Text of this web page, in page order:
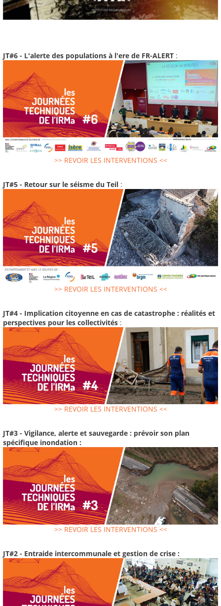
JT#6 - L'alerte des populations à l'ere de FR-ALERT :
>> REVOIR LES INTERVENTIONS <<
JT#5 - Retour sur le séisme du Teil :
>> REVOIR LES INTERVENTIONS <<
JT#4 - Implication citoyenne en cas de catastrophe : réalités et
perspectives pour les collectivités :
>> REVOIR LES INTERVENTIONS <<
JT#3 - Vigilance, alerte et sauvegarde : prévoir son plan
spécifique inondation :
>> REVOIR LES INTERVENTIONS <<
JT#2 - Entraide intercommunale et gestion de crise :